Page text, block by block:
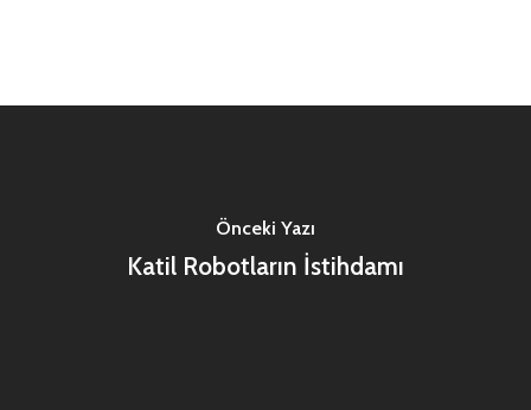
Önceki Yazı
Katil Robotların İstihdamı